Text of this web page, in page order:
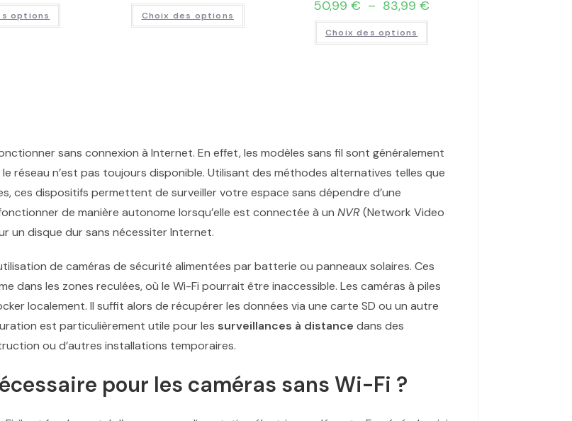
options Choix des options
50,99 € – 83,99 €
Choix des options
sans connexion à Internet. En effet, les modèles sans fil sont généralement
réseau n’est pas toujours disponible. Utilisant des méthodes alternatives telles que
ces dispositifs permettent de surveiller votre espace sans dépendre d’une
de manière autonome lorsqu’elle est connectée à un NVR(Network Video
un disque dur sans nécessiter Internet.
de caméras de sécurité alimentées par batterie ou panneaux solaires. Ces
dans les zones reculées, où le Wi-Fi pourrait être inaccessible. Les caméras à piles
localement. Il suffit alors de récupérer les données via une carte SD ou un autre
est particulièrement utile pour les surveillances à distance dans des
ou d’autres installations temporaires.
pour les caméras sans Wi-Fi ?